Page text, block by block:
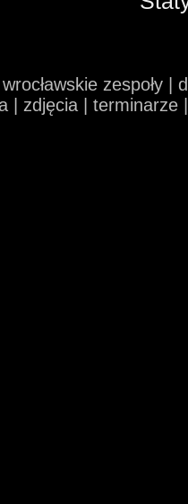
zespoły
| zdjęcia |